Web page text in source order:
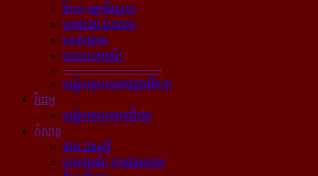
វិភាគ អត្ថាធិប្បាយ
ស្រាវជ្រាវ ឯកសារ
បទសម្ភាស
បទយកការណ៍
----------------------------
បណ្ដុំអត្ថបទស្រាវជ្រាវវិភាគ
វីដេអូ
បណ្ដុំអត្ថបទមានវីដេអូ
កំសាន្ដ
តារា ជនល្បី
ទេសចរណ៍ ការផ្សងព្រេង